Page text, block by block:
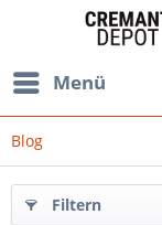
Menü
Blog
Filtern